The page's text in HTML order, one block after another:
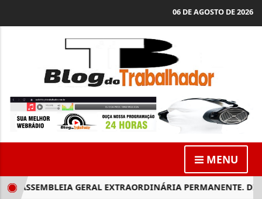
06 DE AGOSTO DE 2026
MENU
GERAL EXTRAORDINÁRIA PERMANENTE. DIA 16